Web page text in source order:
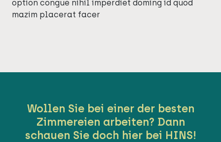
option congue nihil imperdiet doming id quod
mazim placerat facer
Wollen Sie bei einer der besten
Zimmereien arbeiten? Dann
schauen Sie doch hier bei HINS!